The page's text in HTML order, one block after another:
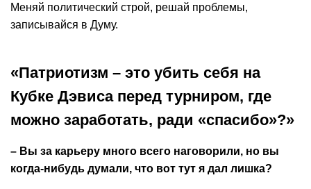
Меняй политический строй, решай проблемы,
записывайся в Думу.
«Патриотизм – это убить себя на
Кубке Дэвиса перед турниром, где
можно заработать, ради «спасибо»?»
– Вы за карьеру много всего наговорили, но вы
когда-нибудь думали, что вот тут я дал лишка?